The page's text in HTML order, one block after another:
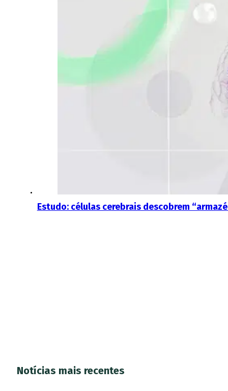
Estudo: células cerebrais descobrem
Notícias mais recentes